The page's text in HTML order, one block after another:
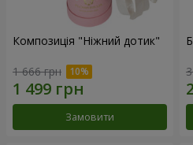
Композиція "Ніжний дотик"
1 666 грн
Замовити